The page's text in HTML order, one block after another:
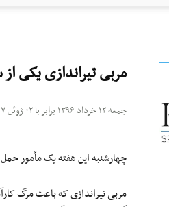
لندن
مربی تیراندازی یکی
جمعه ۱۲ خرداد ۱۳۹۶ برابر با ۰۲ ژوئن ۲۰۱۷
چهارشنبه این هفته یک مأمور
مربی تیراندازی که باعث مرگ